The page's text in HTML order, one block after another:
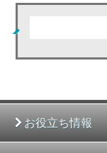
お役立ち情報